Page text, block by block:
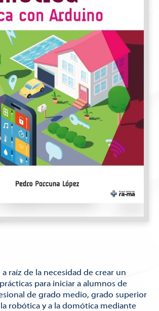
raíz de la necesidad de crear un
para iniciar a alumnos de
de grado medio, grado superior
robótica y a la domótica mediante